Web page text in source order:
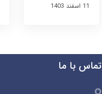
11 اسفند 1403
تماس با ما